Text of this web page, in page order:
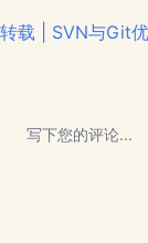
转载 | SVN与Git